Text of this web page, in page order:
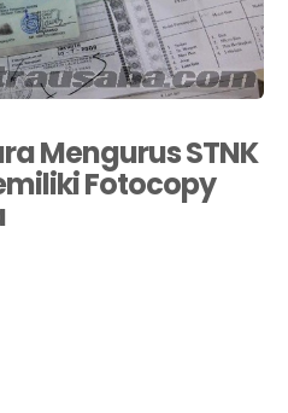
Mengurus STNK
Fotocopy